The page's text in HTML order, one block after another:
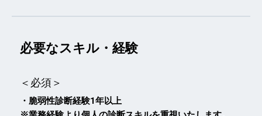
必要なスキル・経験
＜必須＞
・脆弱性診断経験1年以上